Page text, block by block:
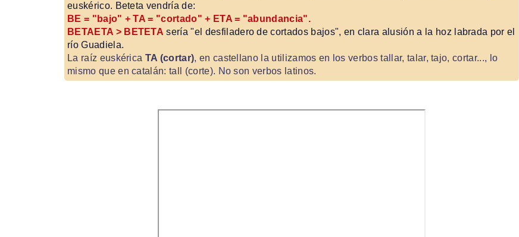
euskérico. Beteta vendría de:
BE = "bajo" + TA = "cortado" + ETA = "abundancia".
BETAETA > BETETA sería "el desfiladero de cortados bajos", en clara alusión a la hoz labrada por el
río Guadiela.
La raíz euskérica TA (cortar), en castellano la utilizamos en los verbos tallar, talar, tajo, cortar..., lo
mismo que en catalán: tall (corte). No son verbos latinos.